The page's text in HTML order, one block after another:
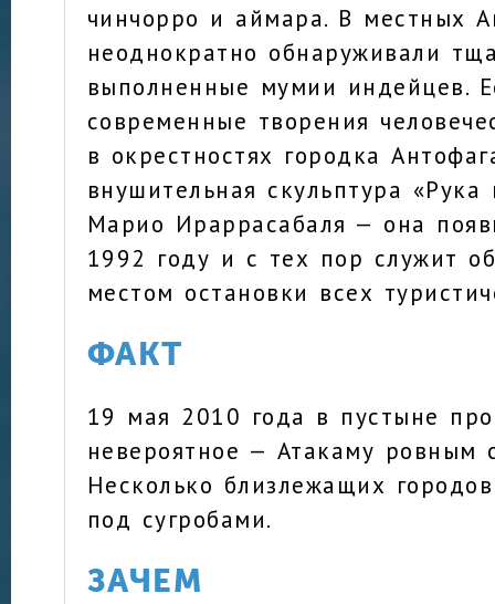
чинчорро и аймара. В местных
неоднократно обнаруживали
выполненные мумии индейцев.
современные творения
в окрестностях городка
внушительная скульптура
Марио Ираррасабаля — она
1992 году и с тех пор служит
местом остановки всех
ФАКТ
19 мая 2010 года в пустыне
невероятное ­­­— Атакаму ровным
Несколько близлежащих
под сугробами.
ЗАЧЕМ